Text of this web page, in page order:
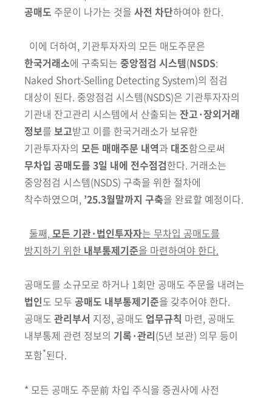
공매도 주문이 나가는 것을 사전 차단하여야 한다.
이에 더하여, 기관투자자의 모든 매도주문은
한국거래소에 구축되는 중앙점검 시스템(NSDS:
Naked Short-Selling Detecting System)의 점검
대상이 된다. 중앙점검 시스템(NSDS)은 기관투자자의
기관내 잔고관리 시스템에서 산출되는 잔고·장외거래
정보를 보고받고 이를 한국거래소가 보유한
기관투자자의 모든 매매주문 내역과 대조함으로써
무차입 공매도를 3일 내에 전수점검한다. 거래소는
중앙점검 시스템(NSDS) 구축을 위한 절차에
착수하였으며, ’25.3월말까지 구축을 완료할 예정이다.
둘째,모든 기관·법인투자자는 무차입 공매도를
방지하기 위한 내부통제기준을 마련하여야 한다.
공매도를 소규모로 하거나 1회만 공매도 주문을 내려는
법인도 모두 공매도 내부통제기준을 갖추어야 한다.
공매도 관리부서 지정, 공매도 업무규칙 마련, 공매도
내부통제 관련 정보의 기록·관리(5년 보관) 의무 등이
포함*된다.
* 모든 공매도 주문前 차입 주식을 증권사에 사전